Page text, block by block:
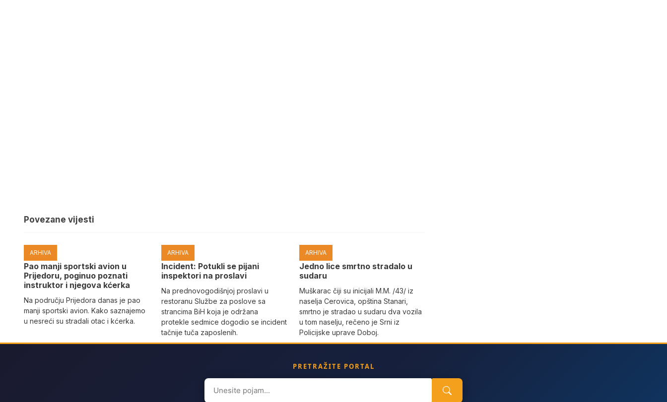
Povezane vijesti
ARHIVA
Pao manji sportski avion u
Prijedoru, poginuo poznati
instruktor i njegova kćerka
Na području Prijedora danas je pao
manji sportski avion. Kako saznajemo
u nesreći su stradali otac i kćerka.
ARHIVA
Incident: Potukli se pijani
inspektori na proslavi
Na prednovogodišnjoj proslavi u
restoranu Službe za poslove sa
strancima BiH koja je održana
protekle sedmice dogodio se incident
tačnije tuča zaposlenih.
ARHIVA
Јedno lice smrtno stradalo u
sudaru
Muškarac čiji su inicijali M.M. /43/ iz
naselja Cerovica, opština Stanari,
smrtno je stradao u sudaru dva vozila
u tom naselju, rečeno je Srni iz
Policijske uprave Doboj.
PRETRAŽITE PORTAL
Search
for: